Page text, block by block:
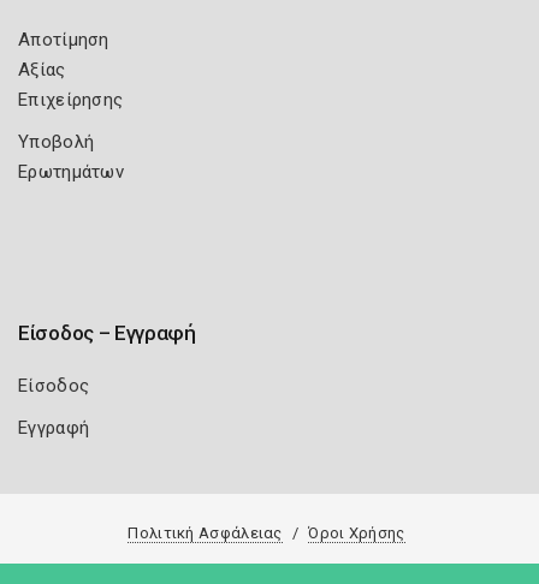
Αποτίμηση
Αξίας
Επιχείρησης
Υποβολή
Ερωτημάτων
Είσοδος – Εγγραφή
Είσοδος
Εγγραφή
Πολιτική Ασφάλειας Όροι Χρήσης
Copyright 2026 Knowledge A.E.